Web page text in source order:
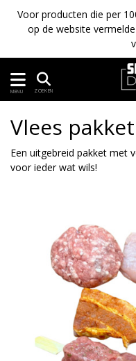
Voor producten die per
op de website
MENU ZOEKEN
Vlees
Een uitgebreid pakket met
voor ieder wat wils!